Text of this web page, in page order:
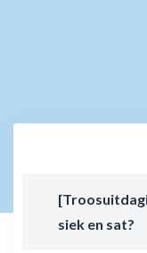
siek en sat?